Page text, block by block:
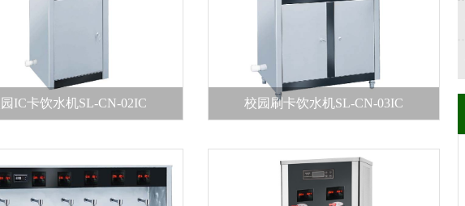
IC卡饮水机SL-CN-02IC 校园刷卡饮水机SL-CN-03IC